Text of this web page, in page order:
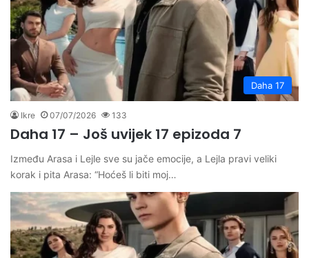
Daha 17
Ikre 07/07/2026 133
Daha 17 – Još uvijek 17 epizoda 7
Između Arasa i Lejle sve su jače emocije, a Lejla pravi veliki
korak i pita Arasa: “Hoćeš li biti moj…